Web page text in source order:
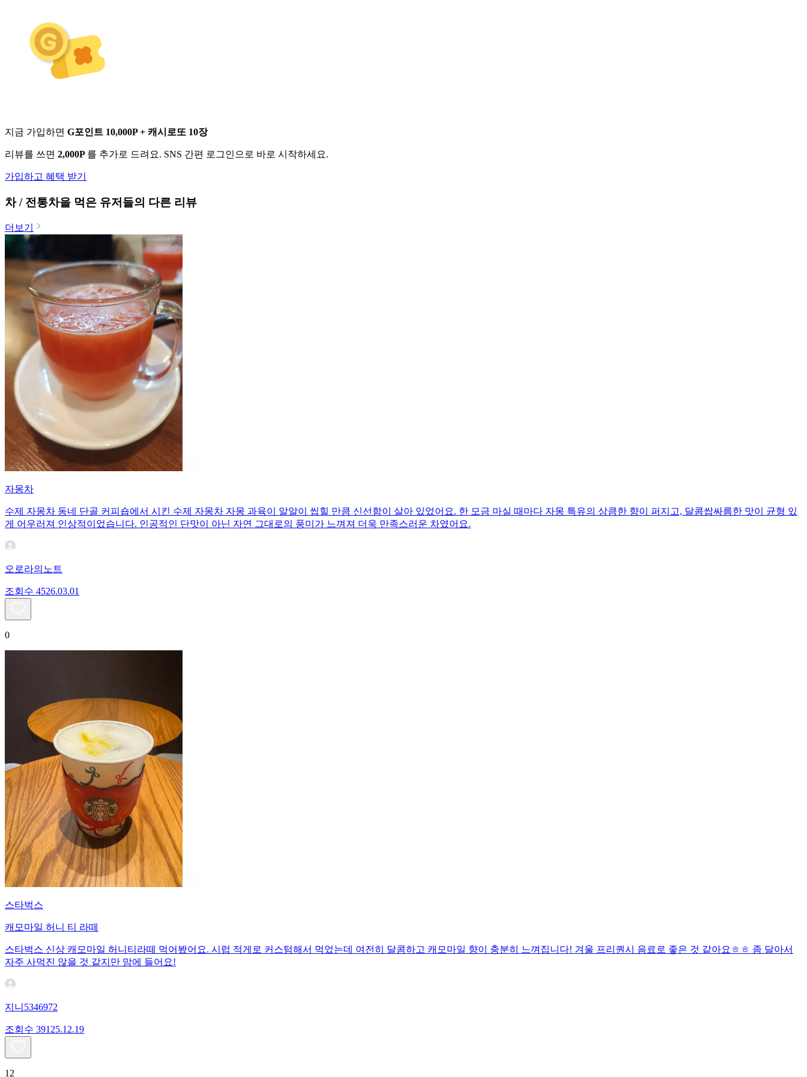
지금 가입하면 G포인트 10,000P + 캐시로또 10장
리뷰를 쓰면 2,000P 를 추가로 드려요. SNS 간편 로그인으로 바로 시작하세요.
가입하고 혜택 받기
차 / 전통차을 먹은 유저들의 다른 리뷰
더보기
자몽차
수제 자몽차 동네 단골 커피숍에서 시킨 수제 자몽차 자몽 과육이 알알이 씹힐 만큼 신선함이 살아 있었어요. 한 모금 마실 때마다 자몽 특유의 상큼한 향이 퍼지고, 달콤쌉싸름한 맛이 균형 있
게 어우러져 인상적이었습니다. 인공적인 단맛이 아닌 자연 그대로의 풍미가 느껴져 더욱 만족스러운 차였어요.
오로라의노트
조회수 4526.03.01
0
스타벅스
캐모마일 허니 티 라떼
스타벅스 신상 캐모마일 허니티라떼 먹어봤어요. 시럽 적게로 커스텀해서 먹었는데 여전히 달콤하고 캐모마일 향이 충분히 느껴집니다! 겨울 프리퀀시 음료로 좋은 것 같아요ㅎㅎ 좀 달아서
자주 사먹진 않을 것 같지만 맘에 들어요!
지니5346972
조회수 391 25.12.19
12